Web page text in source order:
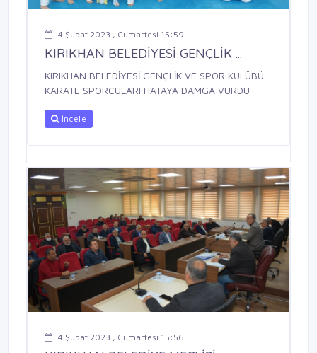
4 Şubat 2023 , Cumartesi 15:59
KIRIKHAN BELEDİYESİ GENÇLİK ...
KIRIKHAN BELEDİYESİ GENÇLİK VE SPOR KULÜBÜ
KARATE SPORCULARI HATAYA DAMGA VURDU
İncele
4 Şubat 2023 , Cumartesi 15:56